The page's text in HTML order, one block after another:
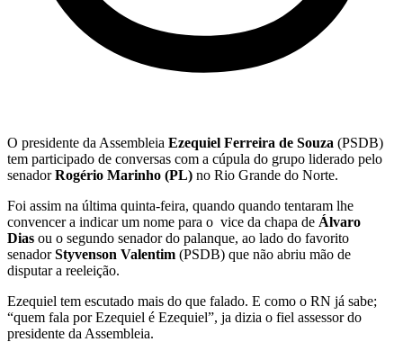
O presidente da Assembleia Ezequiel Ferreira de Souza (PSDB)
tem participado de conversas com a cúpula do grupo liderado pelo
senadorRogério Marinho (PL) no Rio Grande do Norte.
Foi assim na última quinta-feira, quando quando tentaram lhe
convencer a indicar um nome para o vice da chapa de Álvaro
Dias ou o segundo senador do palanque, ao lado do favorito
senadorStyvenson Valentim (PSDB) que não abriu mão de
disputar a reeleição.
Ezequiel tem escutado mais do que falado. E como o RN já sabe;
“quem fala por Ezequiel é Ezequiel”, ja dizia o fiel assessor do
presidente da Assembleia.